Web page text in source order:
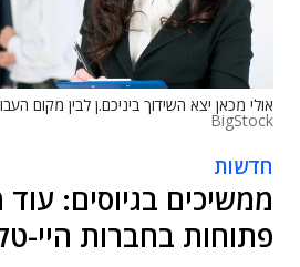
אולי מכאן יצא השידוך ביניכם.ן לבין מקום
BigStock
חדשות
ממשיכים בגיוסים:
פתוחות בחברות היי-